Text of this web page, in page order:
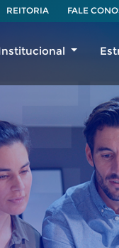
REITORIA FALE